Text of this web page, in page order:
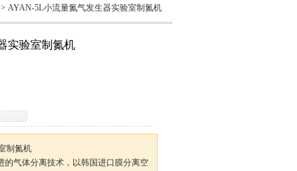
> AYAN-5L小流量氮气发生器实验室制氮机
实验室制氮机
制氮机
的气体分离技术，以韩国进口膜分离空